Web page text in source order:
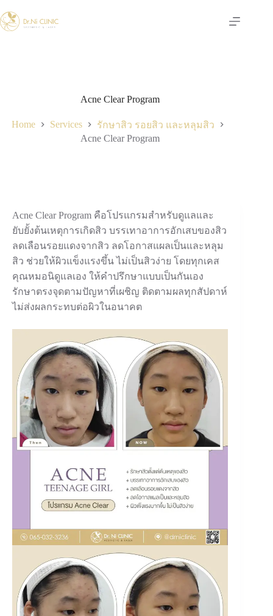
to
content
Acne Clear Program
Home Services
รักษาสิว รอยสิว และหลุมสิว
Acne Clear Program
Acne Clear Program คือโปรแกรมสำหรับดูแลและ
ยับยั้งต้นเหตุการเกิดสิว บรรเทาอาการอักเสบของสิว
ลดเลือนรอยแดงจากสิว ลดโอกาสแผลเป็นและหลุม
สิว ช่วยให้ผิวแข็งแรงขึ้น ไม่เป็นสิวง่าย โดยทุกเคส
คุณหมอนิดูแลเอง ให้คำปรึกษาแบบเป็นกันเอง
รักษาตรงจุดตามปัญหาที่เผชิญ ติดตามผลทุกสัปดาห์
ไม่ส่งผลกระทบต่อผิวในอนาคต